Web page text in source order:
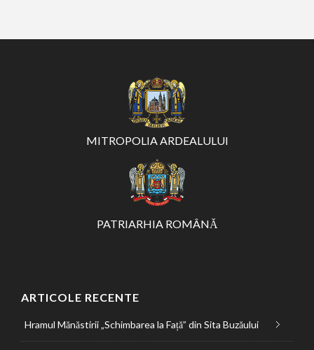
MITROPOLIA ARDEALULUI
PATRIARHIA ROMÂNĂ
ARTICOLE RECENTE
Hramul Mănăstirii „Schimbarea la Față” din Sita Buzăului